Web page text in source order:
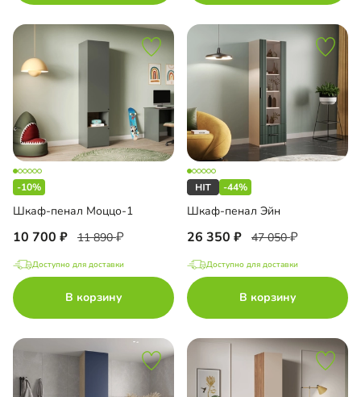
-10%
Шкаф-пенал Моццо-1
10 700 11 890
Доступно для доставки
В корзину
-44%
Шкаф-пенал Эйн
26 350 47 050
Доступно для доставки
В корзину